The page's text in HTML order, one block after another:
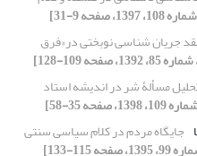
جریان شناسی نوبختی در«فرق
مسألۀ شر در اندیشه استاد
جایگاه مردم در کلام سیاسی سنتی